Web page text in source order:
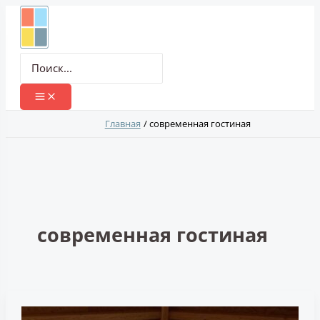
Перейти
Главная современная гостиная
современная гостиная
в